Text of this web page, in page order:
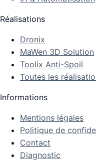
Réalisations
Dronix
MaWen 3D Solution
Toolix Anti-Spoil
Toutes les
Informations
Mentions légales
Politique de
Contact
Diagnostic